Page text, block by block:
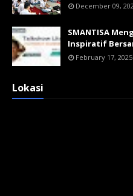
December 09,
SMANTISA
Inspiratif
February 17, 2025
Lokasi